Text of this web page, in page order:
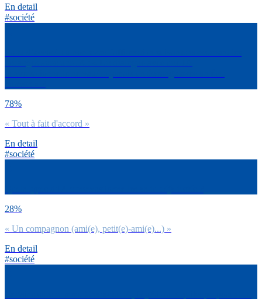
En detail
#société
78%
« Tout à fait d'accord »
En detail
#société
28%
« Un compagnon (ami(e), petit(e)-ami(e)...) »
En detail
#société